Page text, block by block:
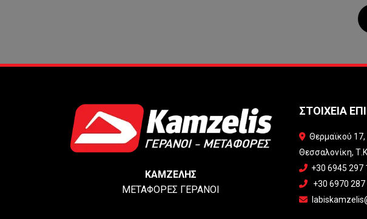
KΑΜΖΕΛΗΣ
ΜΕΤΑΦΟΡΕΣ ΓΕΡΑΝΟΙ
ΣΤΟΙΧΕΙΑ
Θερμαϊκού 17,
Θεσσαλονίκη,
 +30 6945 297
 +30 6970 287
